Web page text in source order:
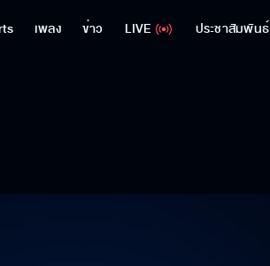
เพลง ข่าว LIVE ประชาสัมพันธ์